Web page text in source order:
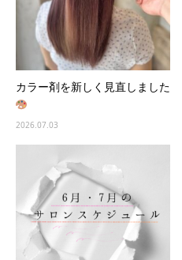
カラー剤を新しく見直しました
2026.07.03